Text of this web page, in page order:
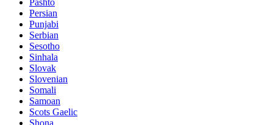
Persian
Punjabi
Serbian
Sesotho
Sinhala
Slovak
Slovenian
Somali
Samoan
Scots Gaelic
Shona